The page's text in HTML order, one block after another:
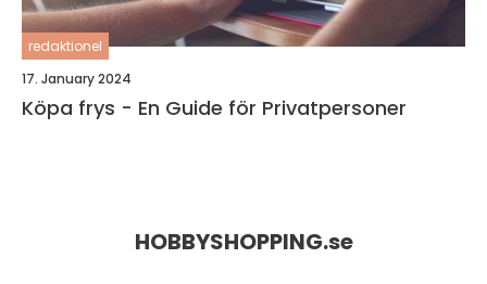
redaktionel
17. January 2024
Köpa frys - En Guide för Privatpersoner
HOBBYSHOPPING.se